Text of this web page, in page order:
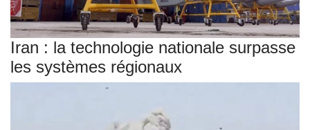
Iran : la technologie nationale surpasse
les systèmes régionaux